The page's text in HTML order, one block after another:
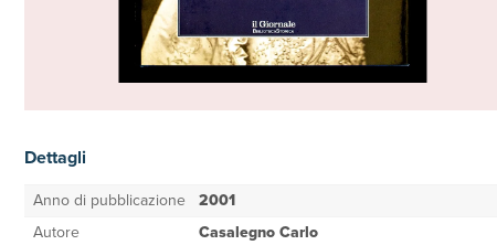
Dettagli
Anno di pubblicazione 2001
Autore
Casalegno Carlo